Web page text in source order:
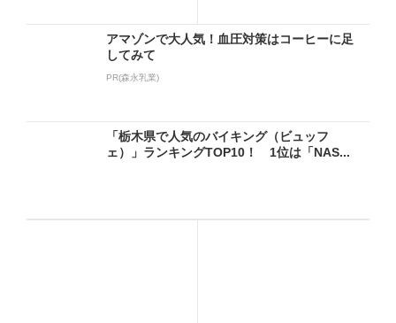
アマゾンで大人気！血圧対策はコーヒーに足
してみて
PR(森永乳業)
「栃木県で人気のバイキング（ビュッフ
ェ）」ランキングTOP10！ 1位は「NAS...